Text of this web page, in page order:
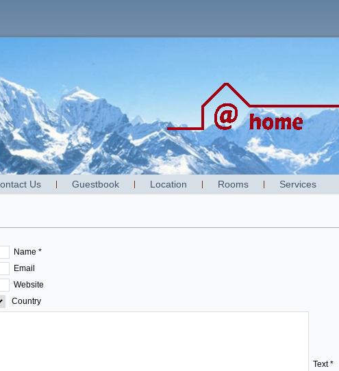
Us Guestbook Location Rooms Services
Name *
Email
Website
Country
Text *